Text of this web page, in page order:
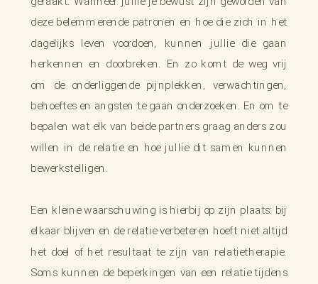
deze belemmerende patronen en hoe die zich in het
dagelijks leven voordoen, kunnen jullie die gaan
herkennen en doorbreken. En zo komt de weg vrij
om de onderliggende pijnplekken, verwachtingen,
behoeftes en angsten te gaan onderzoeken. En om te
bepalen wat elk van beide partners graag anders zou
willen in de relatie en hoe jullie dit samen kunnen
bewerkstelligen.
Een kleine waarschuwing is hierbij op zijn plaats: bij
elkaar blijven en de relatie verbeteren hoeft niet altijd
het doel of het resultaat te zijn van relatietherapie.
Soms kunnen de beperkingen van een relatie tijdens